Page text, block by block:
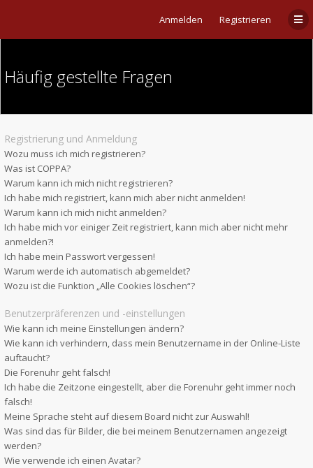
Anmelden Registrieren
Häufig gestellte Fragen
Registrierung und Anmeldung
Wozu muss ich mich registrieren?
Was ist COPPA?
Warum kann ich mich nicht registrieren?
Ich habe mich registriert, kann mich aber nicht anmelden!
Warum kann ich mich nicht anmelden?
Ich habe mich vor einiger Zeit registriert, kann mich aber nicht mehr
anmelden?!
Ich habe mein Passwort vergessen!
Warum werde ich automatisch abgemeldet?
Wozu ist die Funktion „Alle Cookies löschen“?
Benutzerpräferenzen und -einstellungen
Wie kann ich meine Einstellungen ändern?
Wie kann ich verhindern, dass mein Benutzername in der Online-Liste
auftaucht?
Die Forenuhr geht falsch!
Ich habe die Zeitzone eingestellt, aber die Forenuhr geht immer noch
falsch!
Meine Sprache steht auf diesem Board nicht zur Auswahl!
Was sind das für Bilder, die bei meinem Benutzernamen angezeigt
werden?
Wie verwende ich einen Avatar?